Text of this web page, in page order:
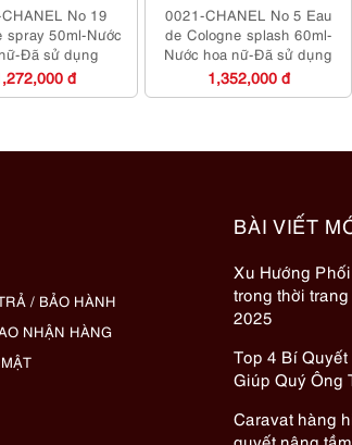
No 19
spray 50ml-Nước
Đã sử dụng
đ
0021-CHANEL No 5 Eau
de Cologne splash 60ml-
Nước hoa nữ-Đã sử dụng
1,352,000 đ
/ BẢO HÀNH
NHẬN HÀNG
BÀI VIẾT
Xu Hướng
trong thời
2025
Top 4 Bí
Giúp Quý Ông
Caravat hàng
quyết nâng